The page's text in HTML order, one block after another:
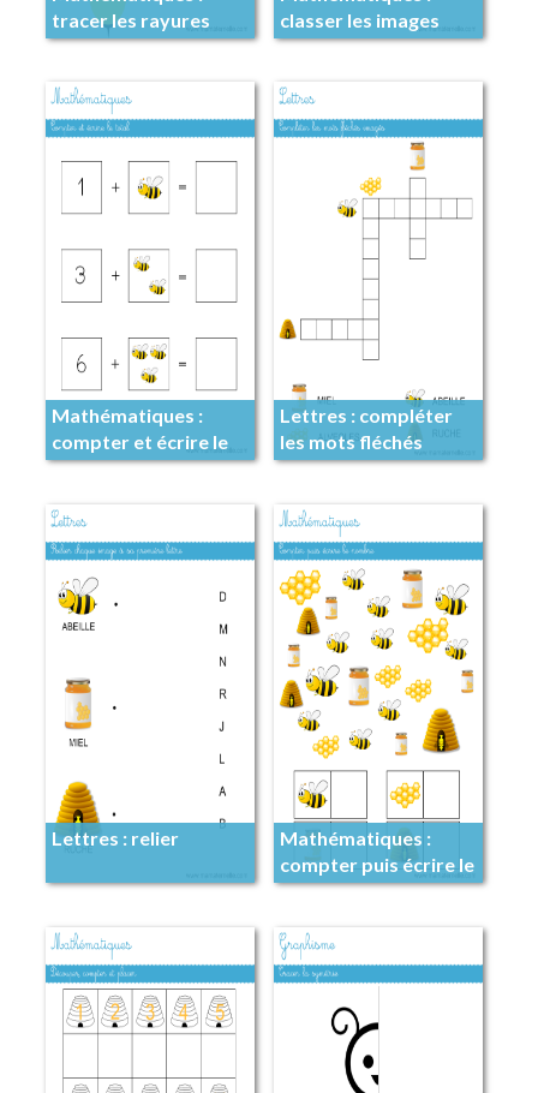
tracer les rayures
classer les images
Mathématiques :
compter et écrire le
total
Lettres : compléter
les mots fléchés
Lettres : relier
Mathématiques :
compter puis écrire le
nombre